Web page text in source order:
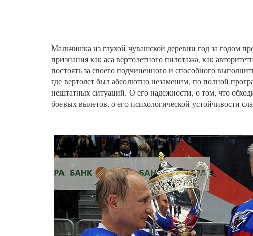
Мальчишка из глухой чувашской деревни год за годом
признания как аса вертолетного пилотажа, как
постоять за своего подчиненного и способного
где вертолет был абсолютно незаменим, по полной
нештатных ситуаций. О его надежности, о том, что
боевых вылетов, о его психологической устойчивости